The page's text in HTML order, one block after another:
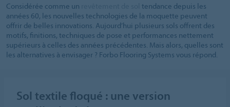
Considérée comme un
tendance depuis les
années 60, les nouvelles technologies de la moquette peuvent
offrir de belles innovations. Aujourd’hui plusieurs sols offrent des
motifs, finitions, techniques de pose et performances nettement
supérieurs à celles des années précédentes. Mais alors, quelles sont
les alternatives à envisager ? Forbo Flooring Systems vous répond.
Sol textile floqué : une version